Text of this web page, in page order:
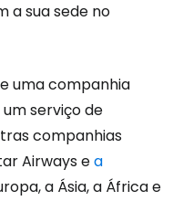
a sua sede no
uma companhia
serviço de
companhias
Airways ea
a Ásia, a África e